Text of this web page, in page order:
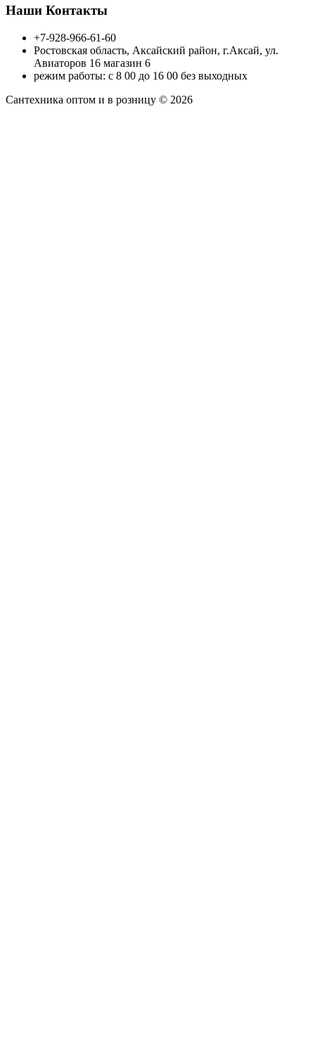
Наши Контакты
+7-928-966-61-60
Ростовская область, Аксайский район, г.Аксай, ул.
Авиаторов 16 магазин 6
режим работы: с 8 00 до 16 00 без выходных
Сантехника оптом и в розницу © 2026